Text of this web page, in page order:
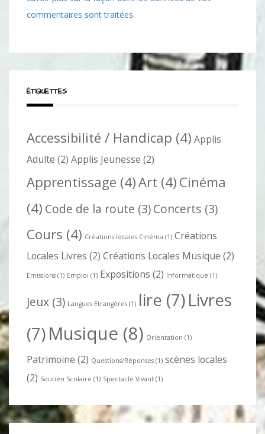
commentaires sont traitées.
ÉTIQUETTES
Accessibilité / Handicap (4) Applis
Adulte (2) Applis Jeunesse (2)
Apprentissage (4)Art (4) Cinéma
(4) Code de la route (3)Concerts (3)
Cours (4) Créations locales Cinéma (1) Créations
Locales Livres (2) Créations Locales Musique (2)
Emissions (1) Emploi (1) Expositions (2) Informatique (1)
Jeux (3) Langues Etrangères (1) lire (7)Livres
(7)Musique (8) Orientation (1)
Patrimoine (2) Questions/Réponses (1) scènes locales
(2) Soutien Scolaire (1) Spectacle Vivant (1)